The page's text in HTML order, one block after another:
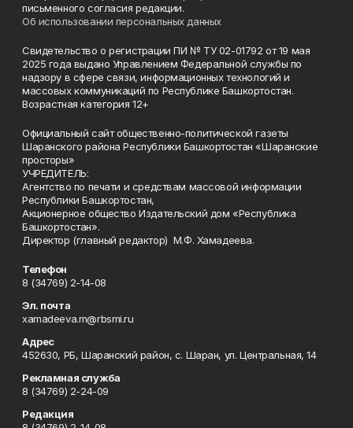
письменного согласия редакции.
Об использовании персональных данных
Свидетельство о регистрации ПИ № ТУ 02-01792 от 19 мая
2025 года выдано Управлением Федеральной службы по
надзору в сфере связи, информационных технологий и
массовых коммуникаций по Республике Башкортостан.
Возрастная категория 12+
Официальный сайт общественно-политической газеты
Шаранского района Республики Башкортостан «Шаранские
просторы»
УЧРЕДИТЕЛЬ:
Агентство по печати и средствам массовой информации
Республики Башкортостан,
Акционерное общество Издательский дом «Республика
Башкортостан».
Директор (главный редактор) М.Ф. Хамадеева.
Телефон
8 (34769) 2-14-08
Эл. почта
xamadeeva.m@rbsmi.ru
Адрес
452630, РБ, Шаранский район, с. Шаран, ул. Центральная, 14
Рекламная служба
8 (34769) 2-24-09
Редакция